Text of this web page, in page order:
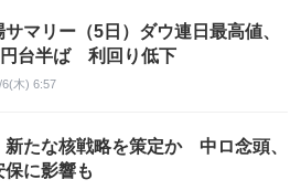
サマリー（5日）ダウ連日最高値、
円台半ば 利回り低下
6(木) 6:57
新たな核戦略を策定か 中ロ念頭、
保に影響も